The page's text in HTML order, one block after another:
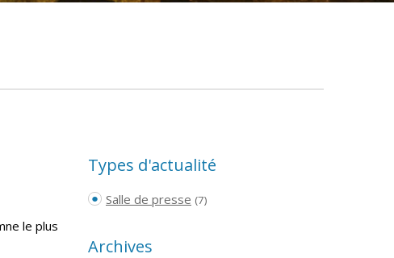
le plus
Types d'actualité
Salle de presse (7)
Archives